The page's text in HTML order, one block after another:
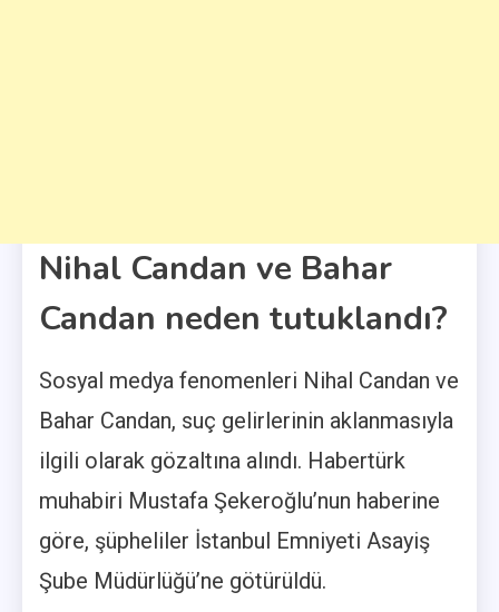
Nihal Candan ve Bahar
Candan neden tutuklandı?
Sosyal medya fenomenleri Nihal Candan ve
Bahar Candan, suç gelirlerinin aklanmasıyla
ilgili olarak gözaltına alındı. Habertürk
muhabiri Mustafa Şekeroğlu’nun haberine
göre, şüpheliler İstanbul Emniyeti Asayiş
Şube Müdürlüğü’ne götürüldü.